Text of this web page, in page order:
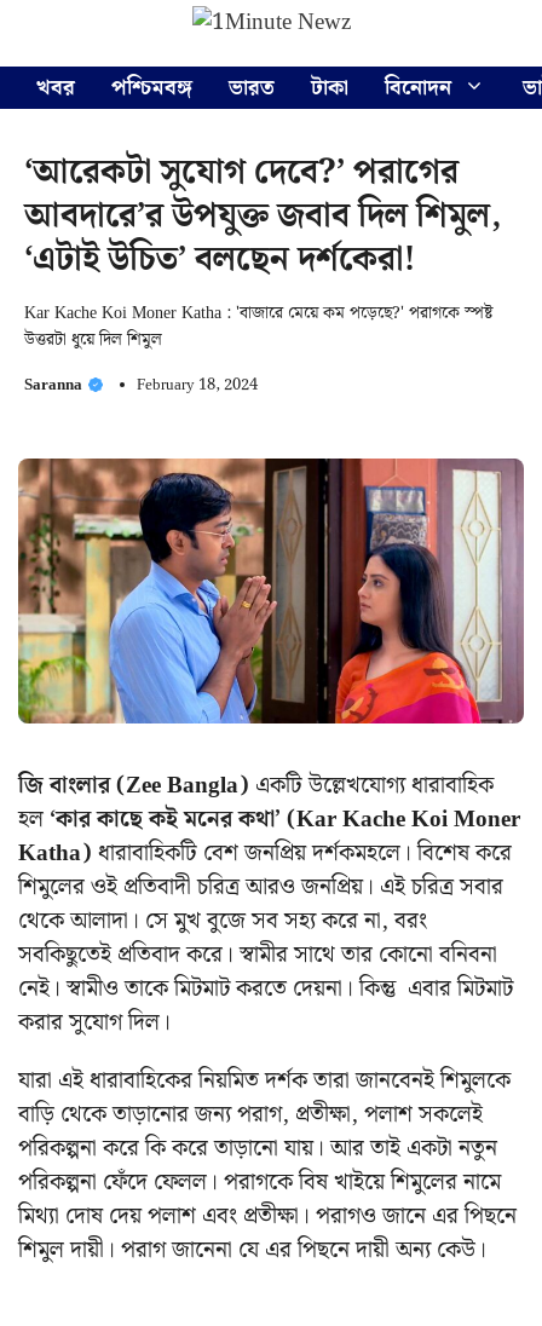
content
খবর
পশ্চিমবঙ্গ ভারত টাকা বিনোদন
‘আরেকটা সুযোগ দেবে?’ পরাগের
আবদারে’র উপযুক্ত জবাব দিল শিমুল,
‘এটাই উচিত’ বলছেন দর্শকেরা!
Kar Kache Koi Moner Katha : 'বাজারে মেয়ে কম পড়েছে?' পরাগকে স্পষ্ট
উত্তরটা ধুয়ে দিল শিমুল
Saranna February 18, 2024
জি বাংলার (Zee Bangla) একটি উল্লেখযোগ্য ধারাবাহিক
হল‘কার কাছে কই মনের কথা’ (Kar Kache Koi Moner
Katha)ধারাবাহিকটি বেশ জনপ্রিয় দর্শকমহলে। বিশেষ করে
শিমুলের ওই প্রতিবাদী চরিত্র আরও জনপ্রিয়। এই চরিত্র সবার
থেকে আলাদা। সে মুখ বুজে সব সহ্য করে না, বরং
সবকিছুতেই প্রতিবাদ করে। স্বামীর সাথে তার কোনো বনিবনা
নেই। স্বামীও তাকে মিটমাট করতে দেয়না। কিন্তু এবার মিটমাট
করার সুযোগ দিল।
যারা এই ধারাবাহিকের নিয়মিত দর্শক তারা জানবেনই শিমুলকে
বাড়ি থেকে তাড়ানোর জন্য পরাগ, প্রতীক্ষা, পলাশ সকলেই
পরিকল্পনা করে কি করে তাড়ানো যায়। আর তাই একটা নতুন
পরিকল্পনা ফেঁদে ফেলল। পরাগকে বিষ খাইয়ে শিমুলের নামে
মিথ্যা দোষ দেয় পলাশ এবং প্রতীক্ষা।পরাগও জানে এর পিছনে
শিমুল দায়ী।পরাগ জানেনা যে এর পিছনে দায়ী অন্য কেউ।